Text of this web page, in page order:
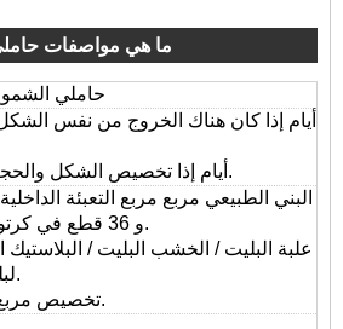
ما هي مواصفات
حاملي
2. 7-20 أيام إذا تخصيص الشكل والحجم.
و 36 قطع في كرتون التصدير.
لبليت التعبئة.
3. تخصيص مربع اللون.